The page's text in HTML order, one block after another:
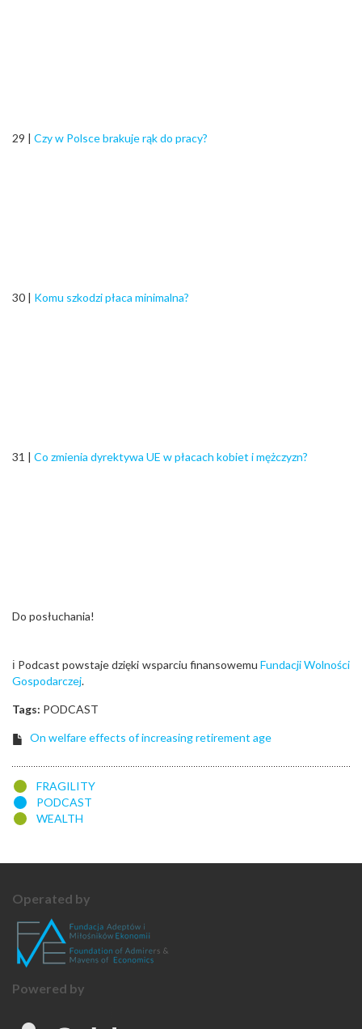
29 | Czy w Polsce brakuje rąk do pracy?
30 | Komu szkodzi płaca minimalna?
31 | Co zmienia dyrektywa UE w płacach kobiet i mężczyzn?
Do posłuchania!
ℹ️ Podcast powstaje dzięki wsparciu finansowemu Fundacji Wolności
Gospodarczej.
Tags: PODCAST
On welfare effects of increasing retirement age
FRAGILITY
PODCAST
WEALTH
Operated by
Powered by